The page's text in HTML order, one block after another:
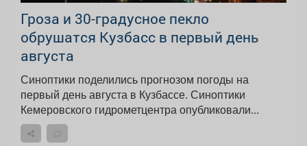
Гроза и 30-градусное пекло
обрушатся Кузбасс в первый день
августа
Синоптики поделились прогнозом погоды на
первый день августа в Кузбассе. Синоптики
Кемеровского гидрометцентра опубликовали...